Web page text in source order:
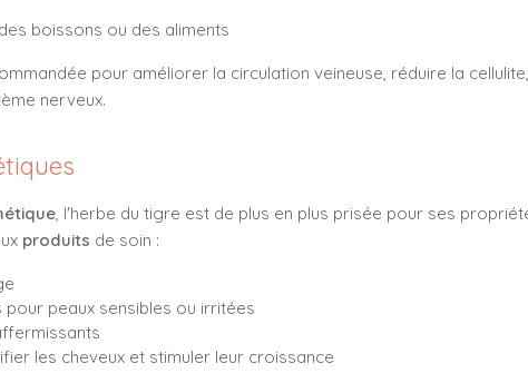
boissons ou des aliments
pour améliorer la circulation veineuse, réduire la
nerveux.
, l'herbe du tigre est de plus en plus prisée pour ses
produits de soin :
peaux sensibles ou irritées
les cheveux et stimuler leur croissance